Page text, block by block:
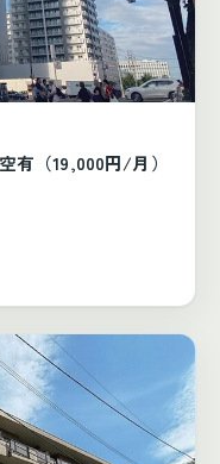
有（19,000円/月）